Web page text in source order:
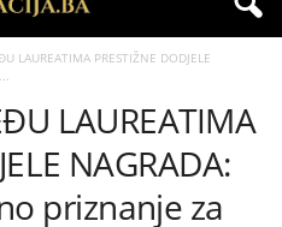
LAUREATIMA PRESTIŽNE DODJELE
LAUREATIMA
NAGRADA:
priznanje za